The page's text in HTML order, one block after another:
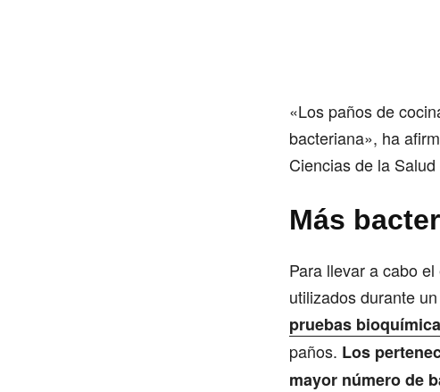
«Los paños de
bacteriana», ha
Ciencias de la
Más
Para llevar a cabo
utilizados durante
pruebas
paños. Los
mayor número de